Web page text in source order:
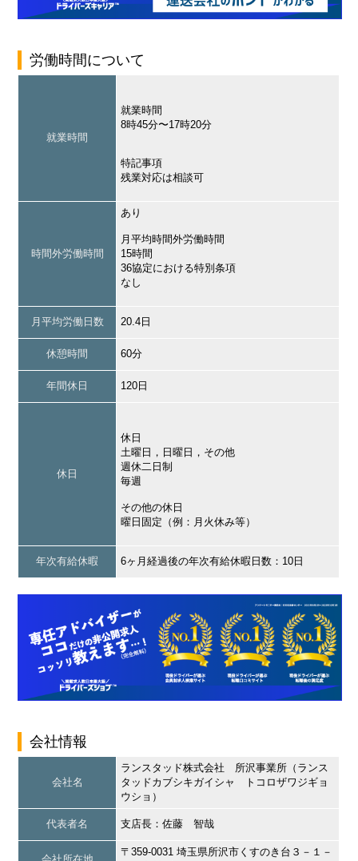
労働時間について
就業時間
就業時間
8時45分〜17時20分
特記事項
残業対応は相談可
時間外労働時間
あり
月平均時間外労働時間
15時間
36協定における特別条項
なし
月平均労働日数 20.4日
休憩時間 60分
年間休日 120日
休日
休日
土曜日，日曜日，その他
週休二日制
毎週
その他の休日
曜日固定（例：月火休み等）
年次有給休暇 6ヶ月経過後の年次有給休暇日数：10日
会社情報
会社名
ランスタッド株式会社 所沢事業所（ランス
タッドカブシキガイシャ トコロザワジギョ
ウショ）
代表者名 支店長：佐藤 智哉
〒359-0031 埼玉県所沢市くすのき台３－１－